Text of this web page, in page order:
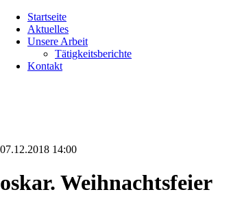
überspringen
Startseite
Aktuelles
Unsere Arbeit
Tätigkeitsberichte
Kontakt
07.12.2018 14:00
oskar. Weihnachtsfeier